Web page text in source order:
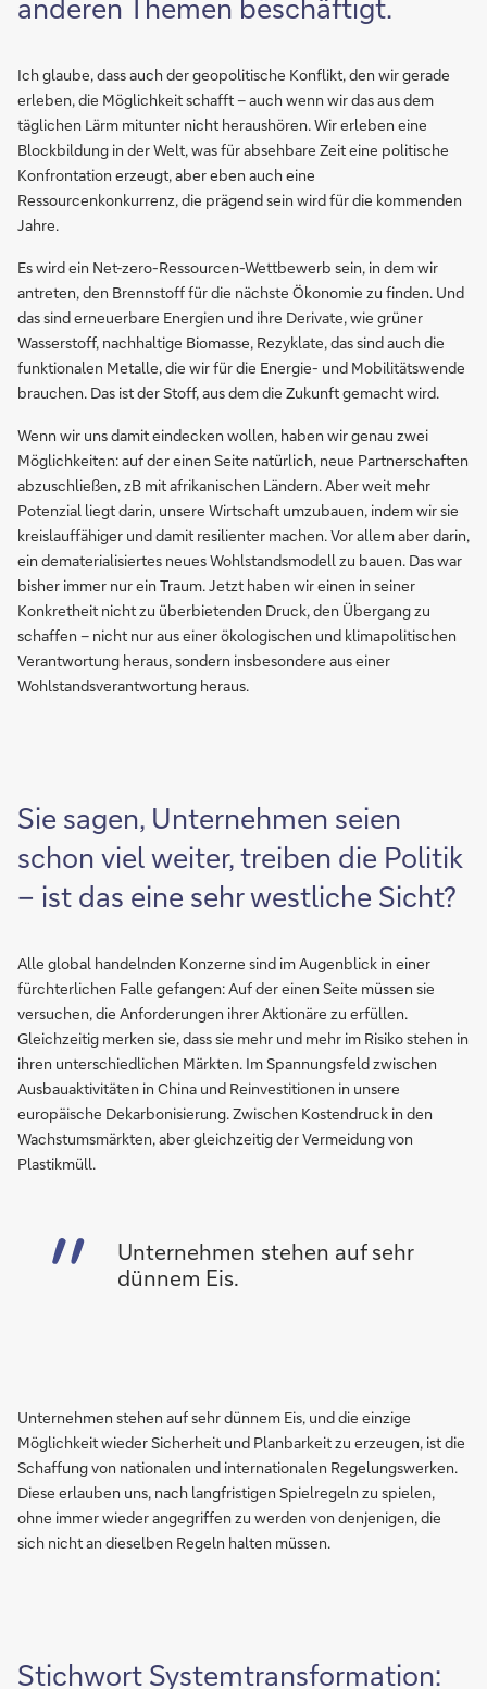
anderen Themen beschäftigt.
Ich glaube, dass auch der geopolitische Konflikt, den wir gerade
erleben, die Möglichkeit schafft – auch wenn wir das aus dem
täglichen Lärm mitunter nicht heraushören. Wir erleben eine
Blockbildung in der Welt, was für absehbare Zeit eine politische
Konfrontation erzeugt, aber eben auch eine
Ressourcenkonkurrenz, die prägend sein wird für die kommenden
Jahre.
Es wird ein Net-zero-Ressourcen-Wettbewerb sein, in dem wir
antreten, den Brennstoff für die nächste Ökonomie zu finden. Und
das sind erneuerbare Energien und ihre Derivate, wie grüner
Wasserstoff, nachhaltige Biomasse, Rezyklate, das sind auch die
funktionalen Metalle, die wir für die Energie- und Mobilitätswende
brauchen. Das ist der Stoff, aus dem die Zukunft gemacht wird.
Wenn wir uns damit eindecken wollen, haben wir genau zwei
Möglichkeiten: auf der einen Seite natürlich, neue Partnerschaften
abzuschließen, zB mit afrikanischen Ländern. Aber weit mehr
Potenzial liegt darin, unsere Wirtschaft umzubauen, indem wir sie
kreislauffähiger und damit resilienter machen. Vor allem aber darin,
ein dematerialisiertes neues Wohlstandsmodell zu bauen. Das war
bisher immer nur ein Traum. Jetzt haben wir einen in seiner
Konkretheit nicht zu überbietenden Druck, den Übergang zu
schaffen – nicht nur aus einer ökologischen und klimapolitischen
Verantwortung heraus, sondern insbesondere aus einer
Wohlstandsverantwortung heraus.
Sie sagen, Unternehmen seien
schon viel weiter, treiben die Politik
– ist das eine sehr westliche Sicht?
Alle global handelnden Konzerne sind im Augenblick in einer
fürchterlichen Falle gefangen: Auf der einen Seite müssen sie
versuchen, die Anforderungen ihrer Aktionäre zu erfüllen.
Gleichzeitig merken sie, dass sie mehr und mehr im Risiko stehen in
ihren unterschiedlichen Märkten. Im Spannungsfeld zwischen
Ausbauaktivitäten in China und Reinvestitionen in unsere
europäische Dekarbonisierung. Zwischen Kostendruck in den
Wachstumsmärkten, aber gleichzeitig der Vermeidung von
Plastikmüll.
Unternehmen stehen auf sehr
dünnem Eis.
Unternehmen stehen auf sehr dünnem Eis, und die einzige
Möglichkeit wieder Sicherheit und Planbarkeit zu erzeugen, ist die
Schaffung von nationalen und internationalen Regelungswerken.
Diese erlauben uns, nach langfristigen Spielregeln zu spielen,
ohne immer wieder angegriffen zu werden von denjenigen, die
sich nicht an dieselben Regeln halten müssen.
Stichwort Systemtransformation: